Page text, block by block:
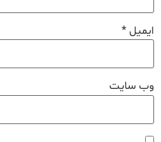
ایمیل*
وب‌ سایت